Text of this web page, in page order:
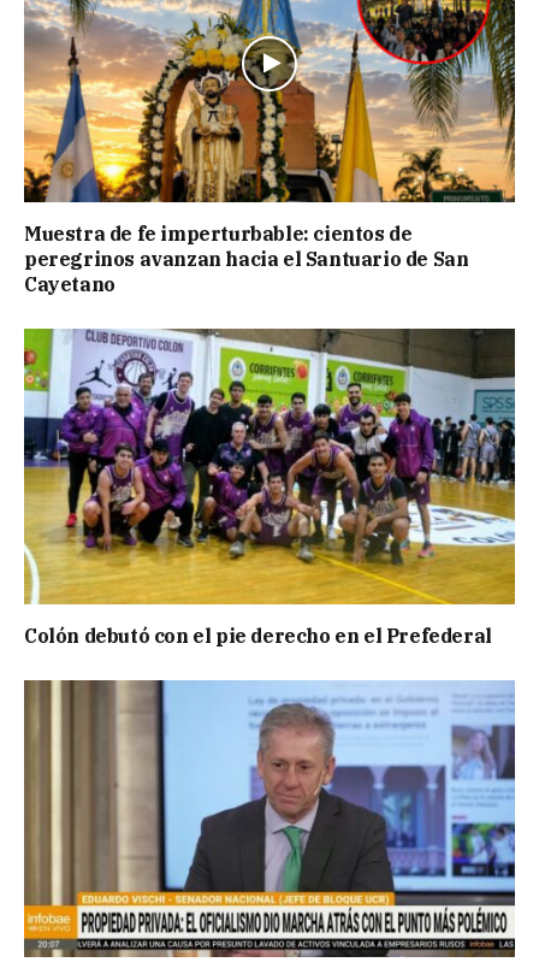
Muestra de fe imperturbable: cientos de
peregrinos avanzan hacia el Santuario de San
Cayetano
Colón debutó con el pie derecho en el Prefederal